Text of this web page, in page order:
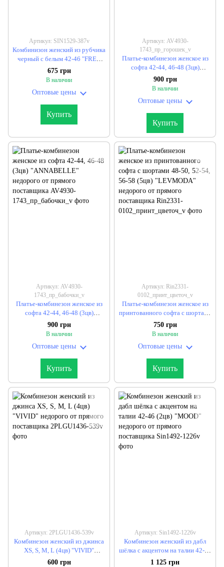
Артикул: SIN1529-387v
Комбинизон женский из рубчика
черный с белым 42-46 "FREE
STYLE" недорого от прямого
поставщика
675 грн
В наличии
Оптовые цены
Купить
Артикул: AV4930-
1743_пр_горошек_v
Платье-комбинезон женское из
софта 42-44, 46-48 (3цв)
"ANNABELLE" недорого от
прямого поставщика
900 грн
В наличии
Оптовые цены
Купить
Артикул: AV4930-
1743_пр_бабочки_v
Платье-комбинезон женское из
софта 42-44, 46-48 (3цв)
"ANNABELLE" недорого от
прямого поставщика
900 грн
В наличии
Оптовые цены
Купить
Артикул: Rin2331-
0102_принт_цветоч_v
Платье-комбинезон женское из
принтованного софта с шортами
48-50, 52-54, 56-58 (5цв)
"LEVMODA" недорого от
750 грн
В наличии
Оптовые цены
Купить
Артикул: 2PLGU1436-539v
Комбинезон женский из джинса
XS, S, M, L (4цв) "VIVID"
недорого от прямого
600 грн
Артикул: Sin1492-1226v
Комбинезон женский из дабл
шёлка с акцентом на талии 42-46
(2цв) "MOOD" недорого от
1 125 грн